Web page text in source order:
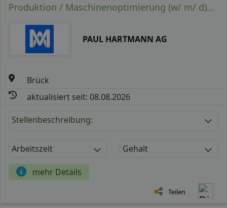
Produktion / Maschinenoptimierung (w/ m/ d)...
PAUL HARTMANN AG
Brück
aktualisiert seit: 08.08.2026
Stellenbeschreibung:
Arbeitszeit Gehalt
mehr Details
Teilen